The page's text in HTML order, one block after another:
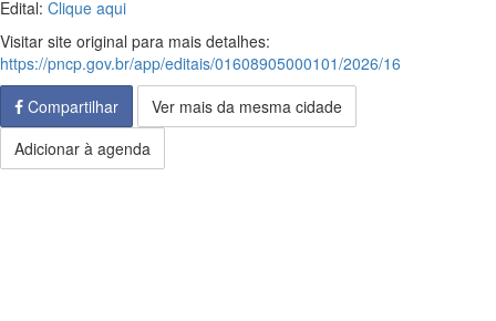
Edital: Clique aqui
Visitar site original para mais detalhes:
https://pncp.gov.br/app/editais/01608905000101/2026/16
Compartilhar
Ver mais da mesma cidade
Adicionar à agenda